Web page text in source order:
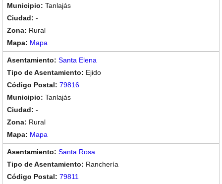
Tanlajás
-
Rural
Mapa
Santa Elena
Ejido
79816
Tanlajás
-
Rural
Mapa
Santa Rosa
Ranchería
79811